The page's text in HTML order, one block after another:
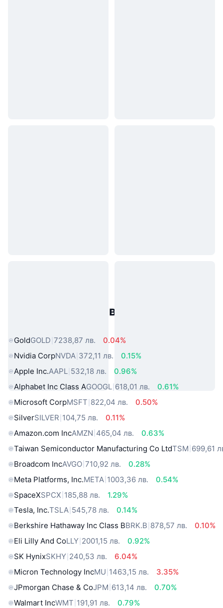
Популярни активи от реалния
GoldGOLD 7238,87 лв.
0.04%
Nvidia CorpNVDA 372,11 лв.
0.15%
Apple Inc.AAPL 532,18 лв.
0.96%
Alphabet Inc Class AGOOGL 618,01 лв.
0.61%
Microsoft CorpMSFT 822,04 лв.
0.50%
SilverSILVER 104,75 лв.
0.11%
Amazon.com IncAMZN 465,04 лв.
0.63%
Taiwan Semiconductor Manufacturing Co LtdTSM 699,61
Broadcom IncAVGO 710,92 лв.
0.28%
Meta Platforms, Inc.META 1003,36 лв.
0.54%
SpaceXSPCX 185,88 лв.
1.29%
Tesla, Inc.TSLA 545,78 лв.
0.14%
Berkshire Hathaway Inc Class BBRK.B 878,57 лв.
0.10%
Eli Lilly And CoLLY 2001,15 лв.
0.92%
SK HynixSKHY 240,53 лв.
6.04%
Micron Technology IncMU 1463,15 лв.
3.35%
JPmorgan Chase & CoJPM 613,14 лв.
0.70%
Walmart IncWMT 191,91 лв. 0.79%